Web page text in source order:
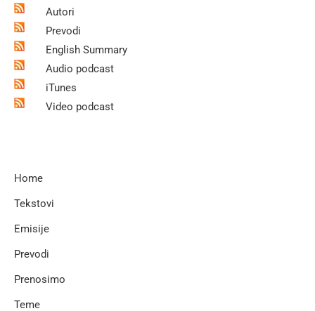
Autori
Prevodi
English Summary
Audio podcast
iTunes
Video podcast
Home
Tekstovi
Emisije
Prevodi
Prenosimo
Teme